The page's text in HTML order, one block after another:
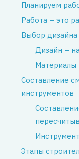
Планируем
Работа – это
Выбор дизайна
Дизайн –
Материалы
Составление
инструментов
Этапы